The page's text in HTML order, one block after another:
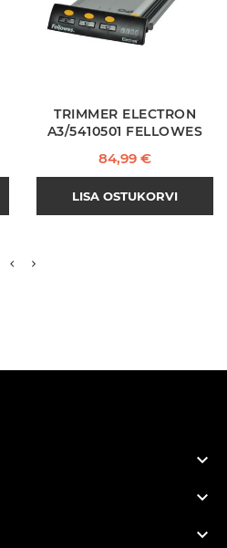
TRIMMER ELECTRON
A3/5410501 FELLOWES
Hind
84,99 €
LISA OSTUKORVI


